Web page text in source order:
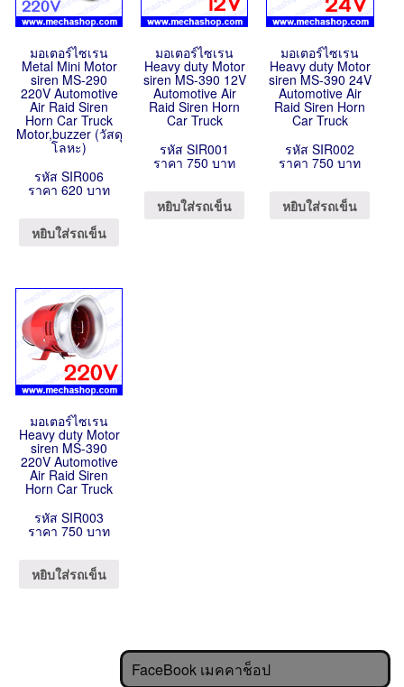
มอเตอร์ไซเรน
Metal Mini Motor
siren MS-290
220V Automotive
Air Raid Siren
Horn Car Truck
Motor,buzzer (วัสดุ
โลหะ)
รหัส SIR006
ราคา 620 บาท
หยิบใส่รถเข็น
มอเตอร์ไซเรน
Heavy duty Motor
siren MS-390 12V
Automotive Air
Raid Siren Horn
Car Truck
รหัส SIR001
ราคา 750 บาท
หยิบใส่รถเข็น
มอเตอร์ไซเรน
Heavy duty Motor
siren MS-390 24V
Automotive Air
Raid Siren Horn
Car Truck
รหัส SIR002
ราคา 750 บาท
หยิบใส่รถเข็น
มอเตอร์ไซเรน
Heavy duty Motor
siren MS-390
220V Automotive
Air Raid Siren
Horn Car Truck
รหัส SIR003
ราคา 750 บาท
หยิบใส่รถเข็น
FaceBook เมคคาช็อป